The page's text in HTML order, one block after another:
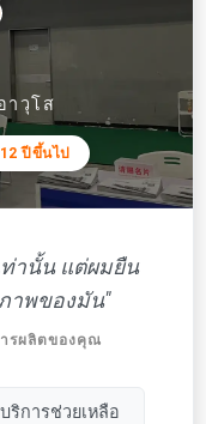
าวุโส
ปีขึ้นไป
ท่านั้น แต่ผมยืน
าพของมัน"
รผลิตของคุณ
บริการช่วยเหลือ